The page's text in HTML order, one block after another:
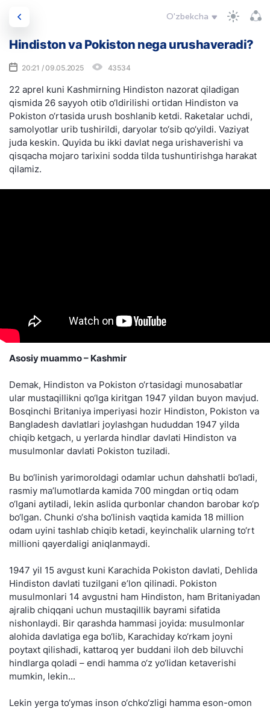
O'zbekcha
Hindiston va Pokiston nega urushaveradi?
20:21 / 09.05.2025 43534
22 aprel kuni Kashmirning Hindiston nazorat qiladigan
qismida 26 sayyoh otib o‘ldirilishi ortidan Hindiston va
Pokiston o‘rtasida urush boshlanib ketdi. Raketalar uchdi,
samolyotlar urib tushirildi, daryolar to‘sib qo‘yildi. Vaziyat
juda keskin. Quyida bu ikki davlat nega urishaverishi va
qisqacha mojaro tarixini sodda tilda tushuntirishga harakat
qilamiz.
Asosiy muammo – Kashmir
Demak, Hindiston va Pokiston o‘rtasidagi munosabatlar
ular mustaqillikni qo‘lga kiritgan 1947 yildan buyon mavjud.
Bosqinchi Britaniya imperiyasi hozir Hindiston, Pokiston va
Bangladesh davlatlari joylashgan hududdan 1947 yilda
chiqib ketgach, u yerlarda hindlar davlati Hindiston va
musulmonlar davlati Pokiston tuziladi.
Bu bo‘linish yarimoroldagi odamlar uchun dahshatli bo‘ladi,
rasmiy ma’lumotlarda kamida 700 mingdan ortiq odam
o‘lgani aytiladi, lekin aslida qurbonlar chandon barobar ko‘p
bo‘lgan. Chunki o‘sha bo‘linish vaqtida kamida 18 million
odam uyini tashlab chiqib ketadi, keyinchalik ularning to‘rt
millioni qayerdaligi aniqlanmaydi.
1947 yil 15 avgust kuni Karachida Pokiston davlati, Dehlida
Hindiston davlati tuzilgani e’lon qilinadi. Pokiston
musulmonlari 14 avgustni ham Hindiston, ham Britaniyadan
ajralib chiqqani uchun mustaqillik bayrami sifatida
nishonlaydi. Bir qarashda hammasi joyida: musulmonlar
alohida davlatiga ega bo‘lib, Karachiday ko‘rkam joyni
poytaxt qilishadi, kattaroq yer buddani iloh deb biluvchi
hindlarga qoladi – endi hamma o‘z yo‘lidan ketaverishi
mumkin, lekin...
Lekin yerga to‘ymas inson o‘chko‘zligi hamma eson-omon